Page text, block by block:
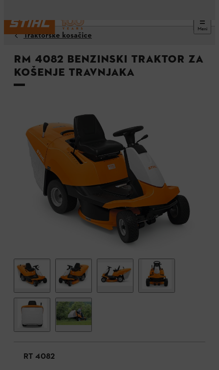
Meni
Traktorske kosačice
RM 4082 benzinski traktor za
košenje travnjaka
RT 4082